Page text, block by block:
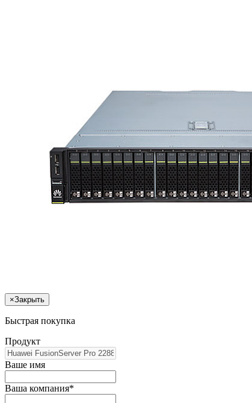
×Закрыть
Быстрая покупка
Продукт
Ваше имя
Ваша компания*